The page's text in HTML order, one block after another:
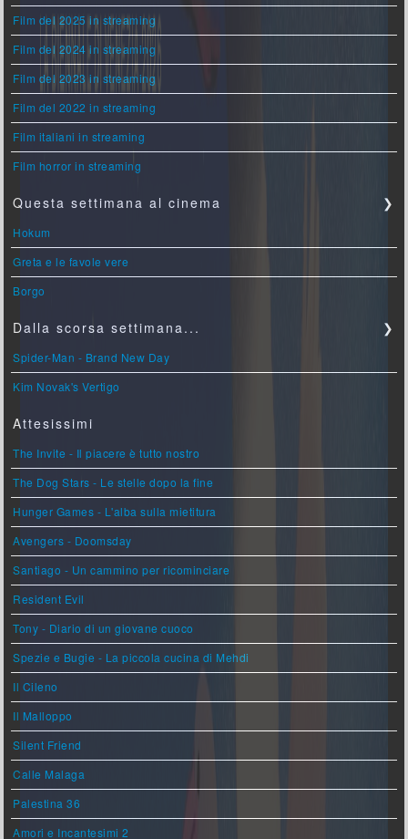
Film del 2025 in streaming
Film del 2024 in streaming
Film del 2023 in streaming
Film del 2022 in streaming
Film italiani in streaming
Film horror in streaming
Questa settimana al cinema ❯
Hokum
Greta e le favole vere
Borgo
Dalla scorsa settimana... ❯
Spider-Man - Brand New Day
Kim Novak's Vertigo
Attesissimi
The Invite - Il piacere è tutto nostro
The Dog Stars - Le stelle dopo la fine
Hunger Games - L'alba sulla mietitura
Avengers - Doomsday
Santiago - Un cammino per ricominciare
Resident Evil
Tony - Diario di un giovane cuoco
Spezie e Bugie - La piccola cucina di Mehdi
Il Cileno
Il Malloppo
Silent Friend
Calle Malaga
Palestina 36
Amori e Incantesimi 2